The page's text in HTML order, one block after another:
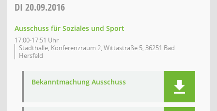
DI 20.09.2016
Ausschuss für Soziales und Sport
17:00-17:51 Uhr
Stadthalle, Konferenzraum 2, Wittastraße 5, 36251 Bad
Hersfeld
Bekanntmachung Ausschuss